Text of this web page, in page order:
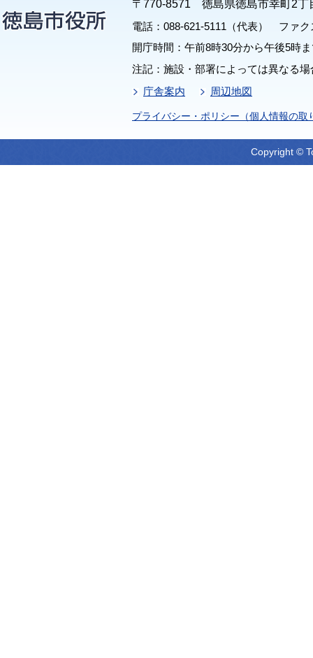
〒770-8571 徳島県徳島市幸町2丁
電話：088-621-5111（代表） ファク
開庁時間：午前8時30分から午後5時
注記：施設・部署によっては異なる
庁舎案内
周辺地図
プライバシー・ポリシー（個人情報の取
Copyright ©